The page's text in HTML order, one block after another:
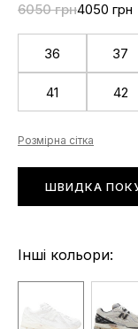
6050 грн4050 грн
36 37
41 42
Розмірна сітка
ШВИДКА
Інші кольори: